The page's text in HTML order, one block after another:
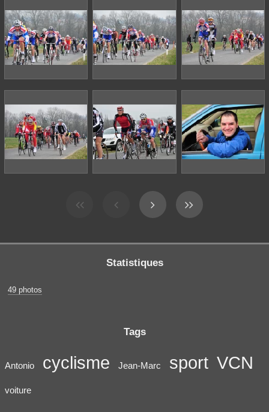
Statistiques
49 photos
Tags
Antonio cyclisme Jean-Marc sport VCN
voiture